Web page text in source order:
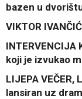
bazen u
VIKTOR
INTERVENCIJA
koji je izvukao
LIJEPA
lansiran uz